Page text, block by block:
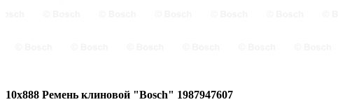
10x888 Ремень клиновой "Bosch" 1987947607